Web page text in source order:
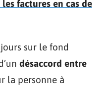
factures en cas de
sur le fond
désaccord entre
la personne à